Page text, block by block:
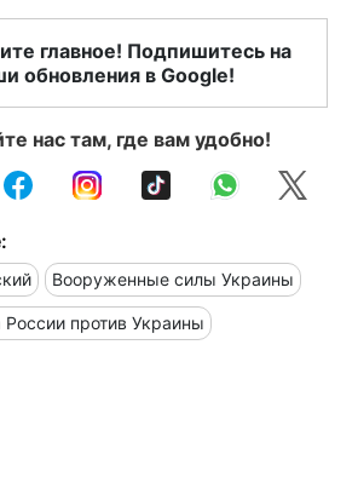
главное! Подпишитесь на
обновления в Google!
нас там, где вам удобно!
Вооруженные силы Украины
России против Украины